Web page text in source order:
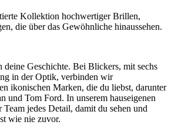
Kollektion hochwertiger Brillen,
die über das Gewöhnliche hinaussehen.
deine Geschichte. Bei Blickers, mit sechs
in der Optik, verbinden wir
ikonischen Marken, die du liebst, darunter
und Tom Ford. In unserem hauseigenen
jedes Detail, damit du sehen und
wie nie zuvor.